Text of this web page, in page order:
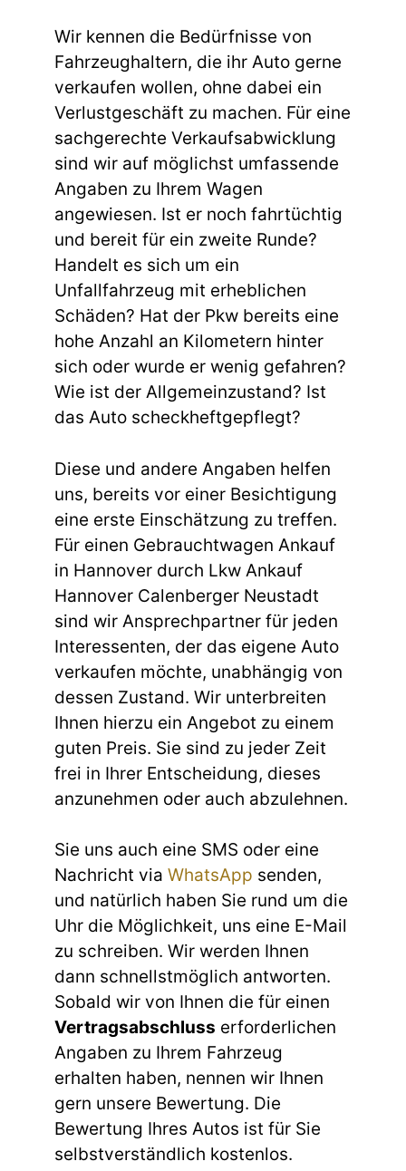
Wir kennen die Bedürfnisse von
Fahrzeughaltern, die ihr Auto gerne
verkaufen wollen, ohne dabei ein
Verlustgeschäft zu machen. Für eine
sachgerechte Verkaufsabwicklung
sind wir auf möglichst umfassende
Angaben zu Ihrem Wagen
angewiesen. Ist er noch fahrtüchtig
und bereit für ein zweite Runde?
Handelt es sich um ein
Unfallfahrzeug mit erheblichen
Schäden? Hat der Pkw bereits eine
hohe Anzahl an Kilometern hinter
sich oder wurde er wenig gefahren?
Wie ist der Allgemeinzustand? Ist
das Auto scheckheftgepflegt?
Diese und andere Angaben helfen
uns, bereits vor einer Besichtigung
eine erste Einschätzung zu treffen.
Für einen Gebrauchtwagen Ankauf
in Hannover durch Lkw Ankauf
Hannover Calenberger Neustadt
sind wir Ansprechpartner für jeden
Interessenten, der das eigene Auto
verkaufen möchte, unabhängig von
dessen Zustand. Wir unterbreiten
Ihnen hierzu ein Angebot zu einem
guten Preis. Sie sind zu jeder Zeit
frei in Ihrer Entscheidung, dieses
anzunehmen oder auch abzulehnen.
Sie uns auch eine SMS oder eine
Nachricht via WhatsApp senden,
und natürlich haben Sie rund um die
Uhr die Möglichkeit, uns eine E-Mail
zu schreiben. Wir werden Ihnen
dann schnellstmöglich antworten.
Sobald wir von Ihnen die für einen
Vertragsabschluss erforderlichen
Angaben zu Ihrem Fahrzeug
erhalten haben, nennen wir Ihnen
gern unsere Bewertung. Die
Bewertung Ihres Autos ist für Sie
selbstverständlich kostenlos.